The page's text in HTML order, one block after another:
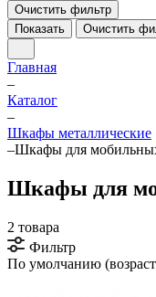
Очистить фильтр
Показать
Очистить
Главная
–
Каталог
–
Шкафы металлические
–Шкафы для
Шкафы для
2 товара
Фильтр
По умолчанию